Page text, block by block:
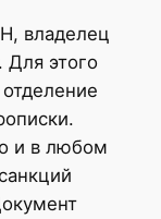
владелец
Для этого
и в любом